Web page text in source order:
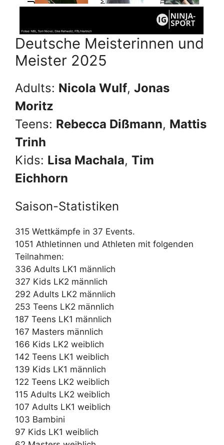
Deutsche Meisterinnen und
Meister 2025
Adults: Nicola Wulf, Jonas
Moritz
Teens: Rebecca Dißmann, Mattis
Trinh
Kids: Lisa Machala, Tim
Eichhorn
Saison-Statistiken
315 Wettkämpfe in 37 Events.
1051 Athletinnen und Athleten mit folgenden
Teilnahmen:
336 Adults LK1 männlich
327 Kids LK2 männlich
292 Adults LK2 männlich
253 Teens LK2 männlich
187 Teens LK1 männlich
167 Masters männlich
166 Kids LK2 weiblich
142 Teens LK1 weiblich
139 Kids LK1 männlich
122 Teens LK2 weiblich
115 Adults LK2 weiblich
107 Adults LK1 weiblich
103 Bambini
97 Kids LK1 weiblich